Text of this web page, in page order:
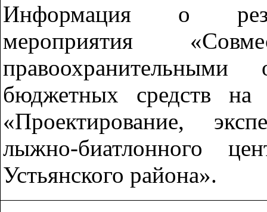
Информация о
мероприятия
правоохранительными
бюджетных средств на
«Проектирование,
лыжно-биатлонного
Устьянского района».